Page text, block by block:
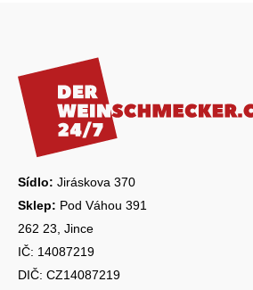
Sídlo: Jiráskova 370
Sklep: Pod Váhou 391
262 23, Jince
IČ: 14087219
DIČ: CZ14087219